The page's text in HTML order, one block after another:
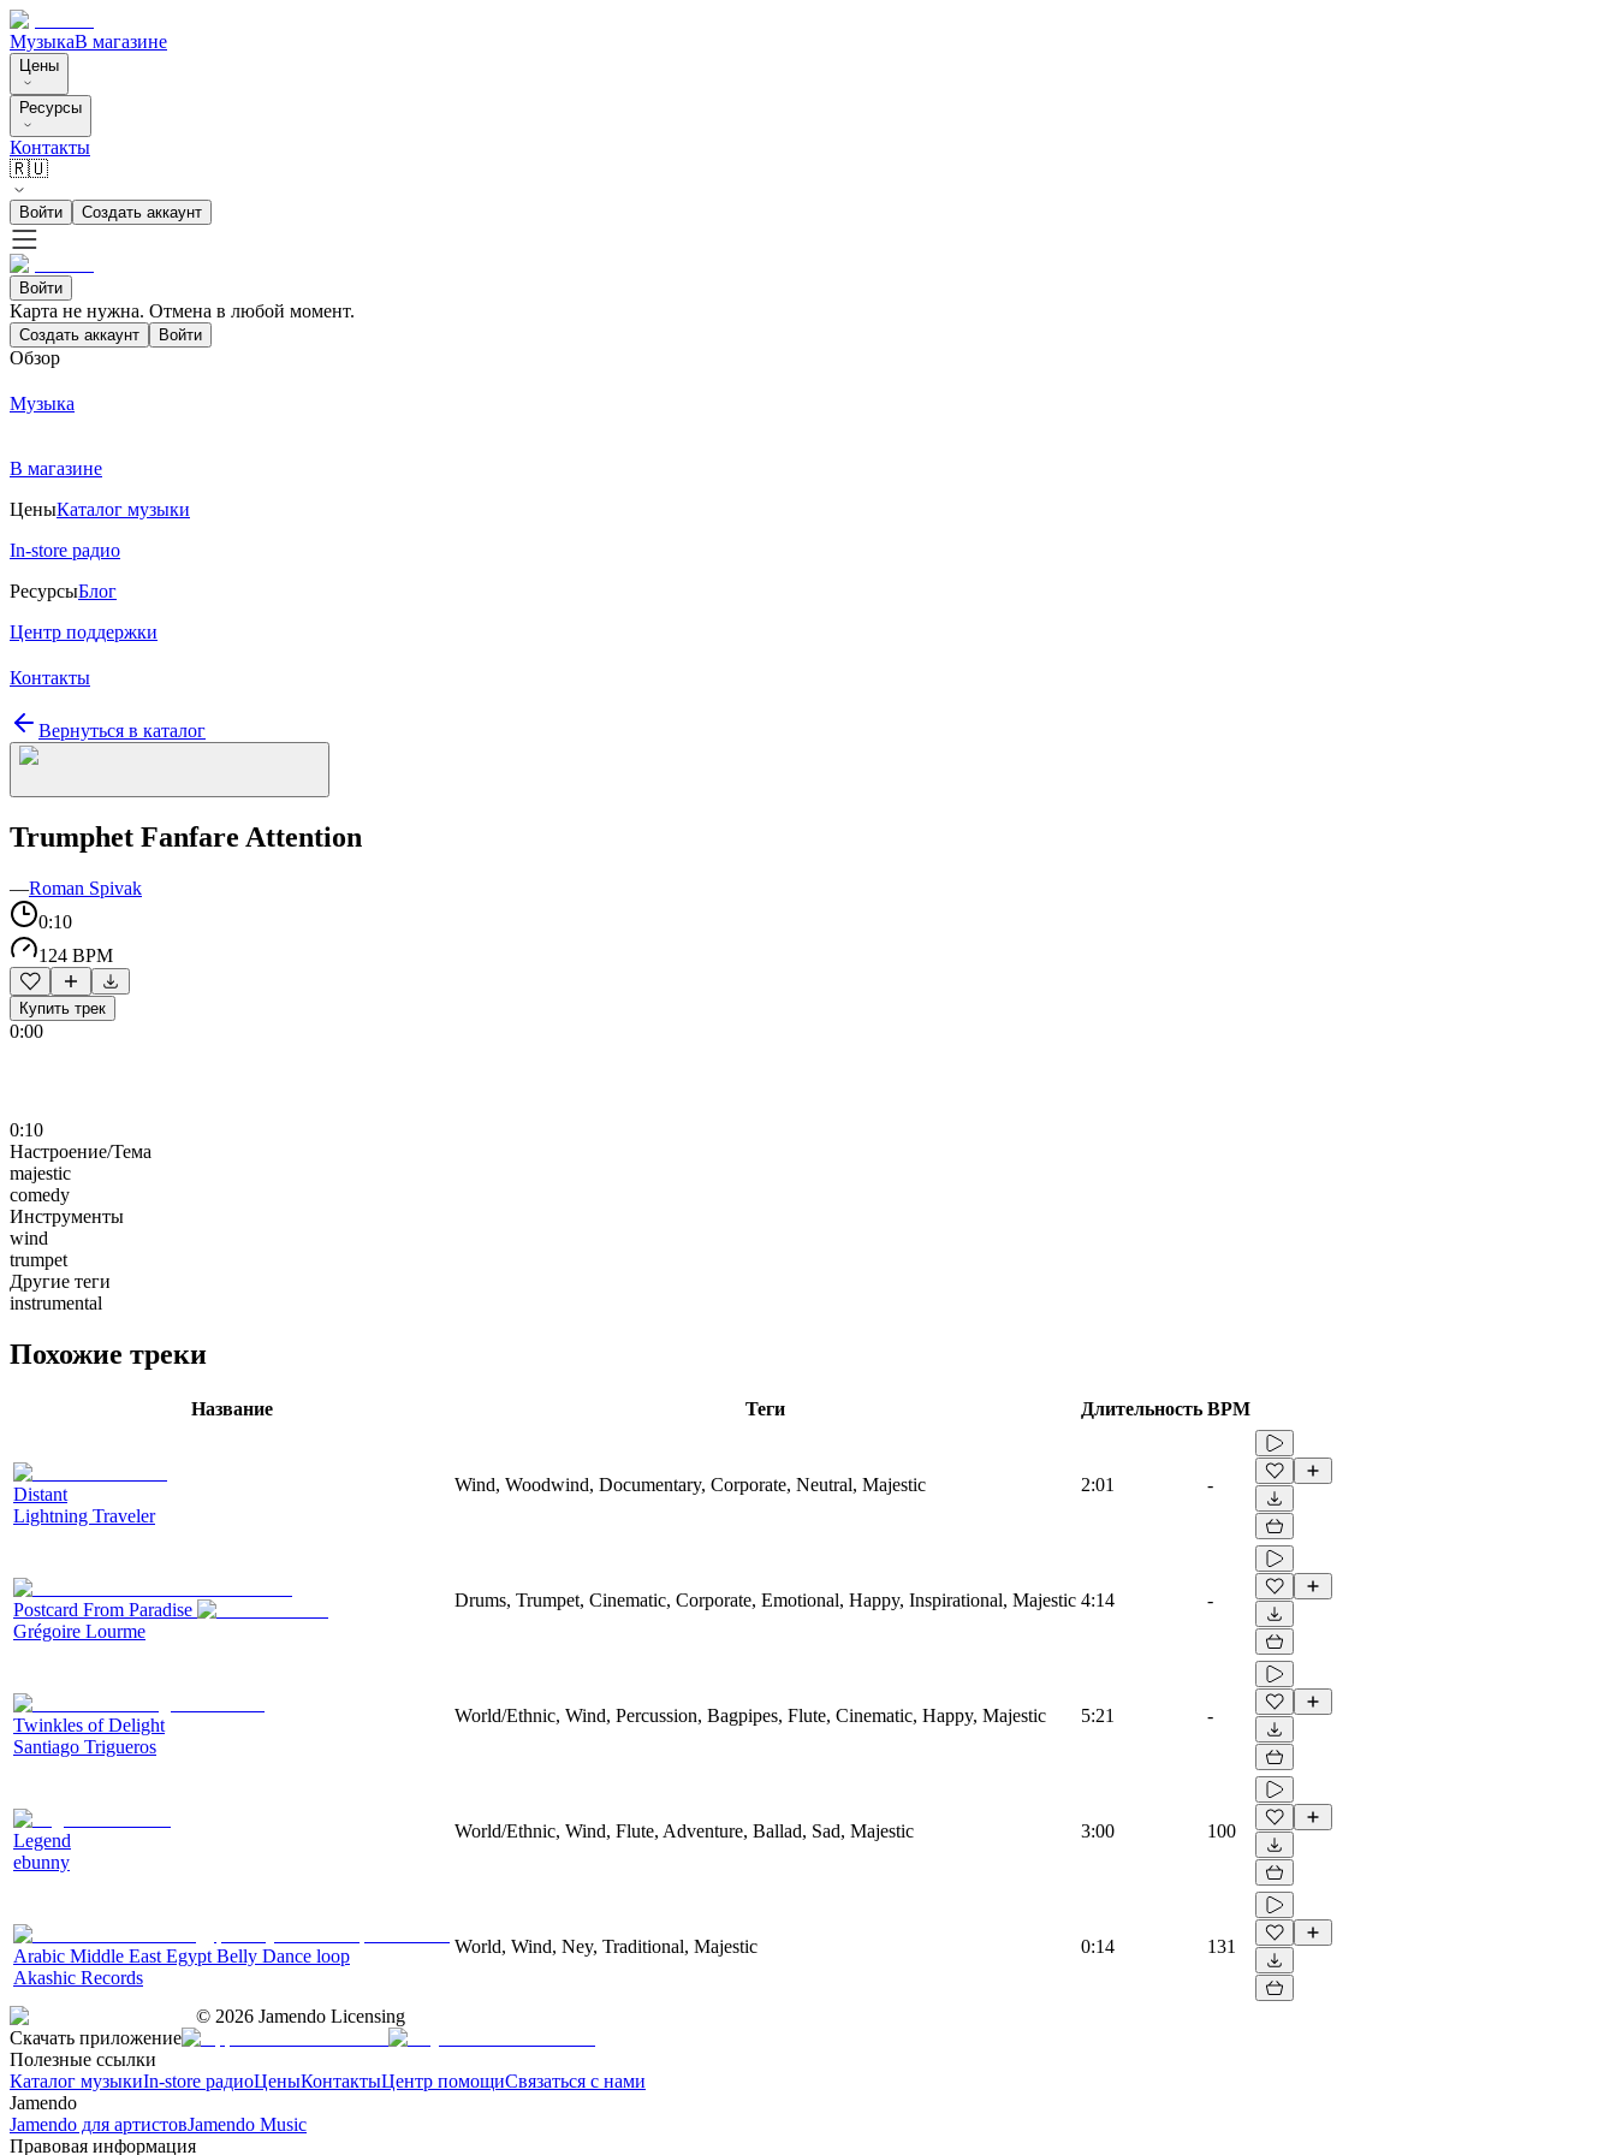
МузыкаВ магазине
Цены
Ресурсы
Контакты
🇷🇺
Войти Создать аккаунт
Войти
Карта не нужна. Отмена в любой момент.
Создать аккаунт Войти
Обзор
Музыка
В магазине
ЦеныКаталог музыки
In-store радио
РесурсыБлог
Центр поддержки
Контакты
Вернуться в каталог
Trumphet Fanfare Attention
—Roman Spivak
0:10
124 BPM
Купить трек
0:00
0:10
Настроение/Тема
majestic
comedy
Инструменты
wind
trumpet
Другие теги
instrumental
Похожие треки
Название Теги Длительность BPM
Distant
Lightning Traveler
Wind, Woodwind, Documentary, Corporate, Neutral, Majestic 2:01 -
Postcard From Paradise
Grégoire Lourme
Drums, Trumpet, Cinematic, Corporate, Emotional, Happy, Inspirational, Majestic 4:14 -
Twinkles of Delight
Santiago Trigueros
World/Ethnic, Wind, Percussion, Bagpipes, Flute, Cinematic, Happy, Majestic 5:21 -
Legend
ebunny
World/Ethnic, Wind, Flute, Adventure, Ballad, Sad, Majestic 3:00 100
Arabic Middle East Egypt Belly Dance loop
Akashic Records
World, Wind, Ney, Traditional, Majestic 0:14 131
© 2026 Jamendo Licensing
Скачать приложение
Полезные ссылки
Каталог музыкиIn-store радиоЦеныКонтактыЦентр помощиСвязаться с нами
Jamendo
Jamendo для артистовJamendo Music
Правовая информация